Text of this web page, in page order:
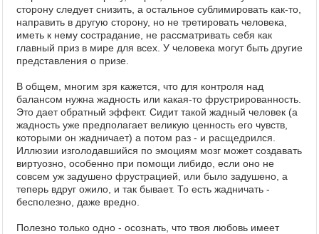
сторону следует снизить, а остальное сублимировать как-то,
направить в другую сторону, но не третировать человека,
иметь к нему сострадание, не рассматривать себя как
главный приз в мире для всех. У человека могут быть другие
представления о призе.
В общем, многим зря кажется, что для контроля над
балансом нужна жадность или какая-то фрустрированность.
Это дает обратный эффект. Сидит такой жадный человек (а
жадность уже предполагает великую ценность его чувств,
которыми он жадничает) а потом раз - и расщедрился.
Иллюзии изголодавшийся по эмоциям мозг может создавать
виртуозно, особенно при помощи либидо, если оно не
совсем уж задушено фрустрацией, или было задушено, а
теперь вдруг ожило, и так бывает. То есть жадничать -
бесполезно, даже вредно.
Полезно только одно - осознать, что твоя любовь имеет